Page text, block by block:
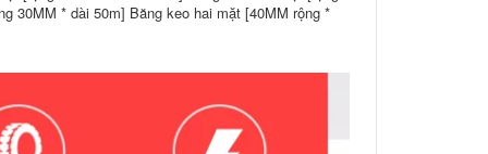
30MM * dài 50m] Băng keo hai mặt [40MM rộng *